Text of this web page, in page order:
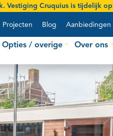
Vestiging Cruquius is tijdelijk op
Projecten Blog Aanbiedingen
Opties / overige Over ons